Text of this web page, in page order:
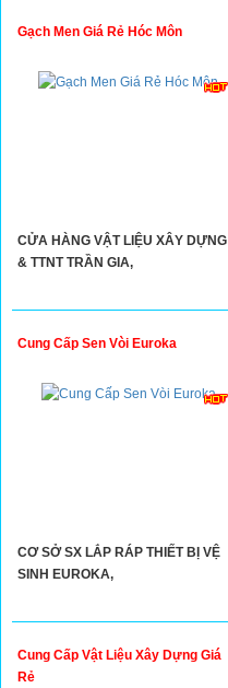
Gạch Men Giá Rẻ Hóc Môn
CỬA HÀNG VẬT LIỆU XÂY DỰNG
& TTNT TRẦN GIA,
Cung Cấp Sen Vòi Euroka
CƠ SỞ SX LẮP RÁP THIẾT BỊ VỆ
SINH EUROKA,
Cung Cấp Vật Liệu Xây Dựng Giá
Rẻ